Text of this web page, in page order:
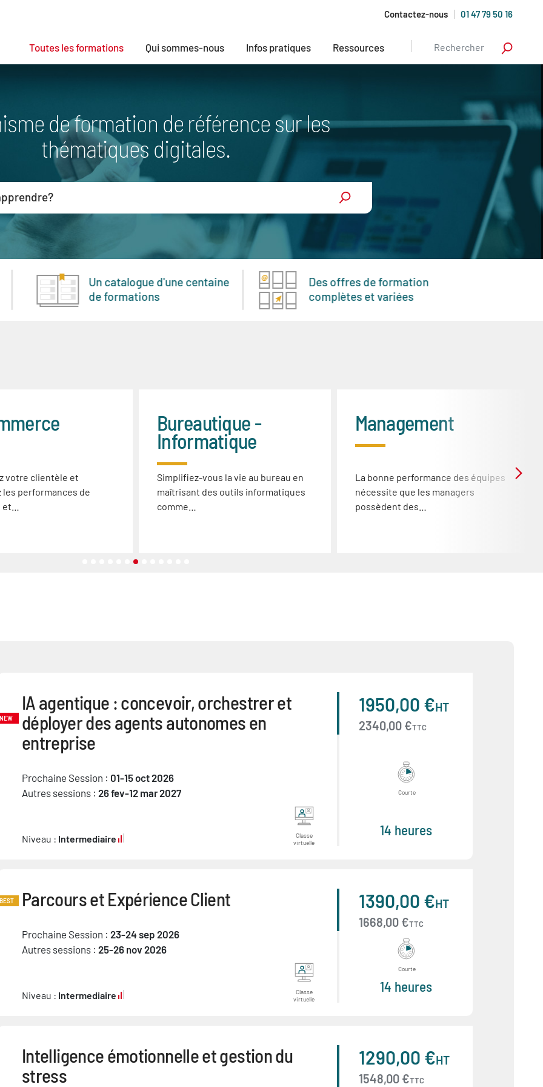
Contactez-nous 01 47 79 50 16
Toutes les formations Qui sommes-nous Infos pratiques Ressources
de formation de référence sur les
thématiques digitales.
Un catalogue d'une centaine
de formations
Des offres de formation
complètes et variées
votre clientèle et
performances de
Bureautique -
Informatique
Simplifiez-vous la vie au bureau en
maîtrisant des outils informatiques
comme…
Management
La bonne performance des équipes
nécessite que les managers
possèdent des…
NEW
IA agentique : concevoir, orchestrer et
déployer des agents autonomes en
entreprise
Prochaine Session : 01-15 oct 2026
Autres sessions : 26 fev-12 mar 2027
Niveau : Intermediaire
Classe
virtuelle
1950,00 €HT
2340,00 €TTC
Courte
14 heures
BEST Parcours et Expérience Client
Prochaine Session : 23-24 sep 2026
Autres sessions : 25-26 nov 2026
Niveau : Intermediaire
Classe
virtuelle
1390,00 €HT
1668,00 €TTC
Courte
14 heures
Intelligence émotionnelle et gestion du
stress
1290,00 €HT
1548,00 €TTC